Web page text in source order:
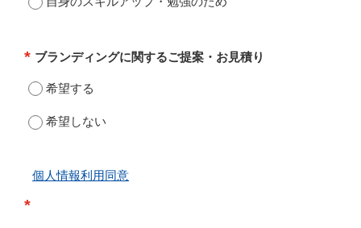
* ブランディングに関するご提案・お見積り
希望する
希望しない
個人情報利用同意
*